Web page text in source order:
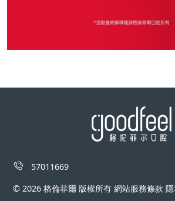
57011669
© 2026 格倫菲爾 版權所有 網站服務條款